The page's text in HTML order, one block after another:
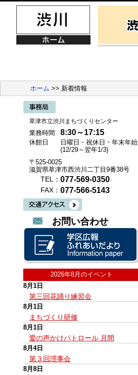
ホーム >> 新着情報
草津市立渋川まちづくりセンター
業務時間 8:30～17:15
休館日
日曜日・祝休日・年末年始
(12/29～翌年1/3)
〒525-0025
滋賀県草津市西渋川二丁目9番38号
TEL： 077-569-0350
FAX： 077-566-5143
お問い合わせ
2026年8月のイベント
8月1日
第三回花踊り練習会
8月1日
まちづくり研修
8月1日
愛の声かけパトロール 月間
8月4日
第３回理事会
8月8日